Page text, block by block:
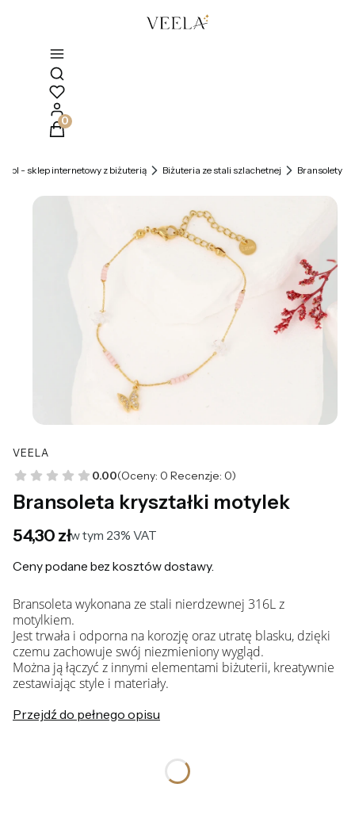
Otwórz wyszukiwarkę
Produkty w koszyku: 0. Zobacz szczegóły
- sklep internetowy z biżuterią Biżuteria ze stali szlachetnej Bransolety
VEELA
0.00(Oceny: 0 Recenzje: 0)
Bransoleta kryształki motylek
Cena
54,30 złw tym 23% VAT
w tym 23% VAT
Ceny podane bez kosztów dostawy.
Bransoleta wykonana ze stali nierdzewnej 316L z
motylkiem.
Jest trwała i odporna na korozję oraz utratę blasku, dzięki
czemu zachowuje swój niezmieniony wygląd.
Można ją łączyć z innymi elementami biżuterii, kreatywnie
zestawiając style i materiały.
Przejdź do pełnego opisu